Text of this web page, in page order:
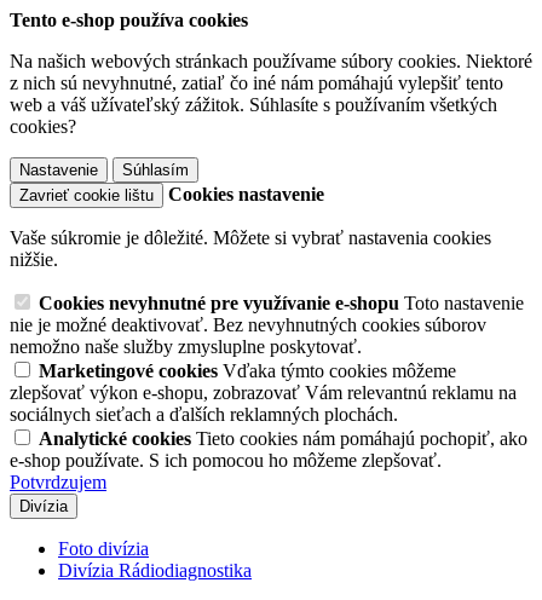
Tento e-shop používa cookies
Na našich webových stránkach používame súbory cookies. Niektoré
z nich sú nevyhnutné, zatiaľ čo iné nám pomáhajú vylepšiť tento
web a váš užívateľský zážitok. Súhlasíte s používaním všetkých
cookies?
Nastavenie
Súhlasím
Zavrieť cookie lištu
Cookies nastavenie
Vaše súkromie je dôležité. Môžete si vybrať nastavenia cookies
nižšie.
Cookies nevyhnutné pre využívanie e-shopu Toto nastavenie
nie je možné deaktivovať. Bez nevyhnutných cookies súborov
nemožno naše služby zmysluplne poskytovať.
Marketingové cookies Vďaka týmto cookies môžeme
zlepšovať výkon e-shopu, zobrazovať Vám relevantnú reklamu na
sociálnych sieťach a ďalších reklamných plochách.
Analytické cookies Tieto cookies nám pomáhajú pochopiť, ako
e-shop používate. S ich pomocou ho môžeme zlepšovať.
Potvrdzujem
Divízia
Foto divízia
Divízia Rádiodiagnostika